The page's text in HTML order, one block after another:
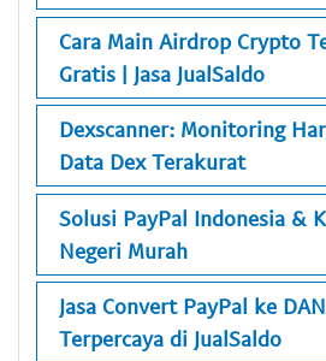
Cara Main Airdrop Crypto
Gratis | Jasa JualSaldo
Dexscanner: Monitoring
Data Dex Terakurat
Solusi PayPal Indonesia &
Negeri Murah
Jasa Convert PayPal ke
Terpercaya di JualSaldo